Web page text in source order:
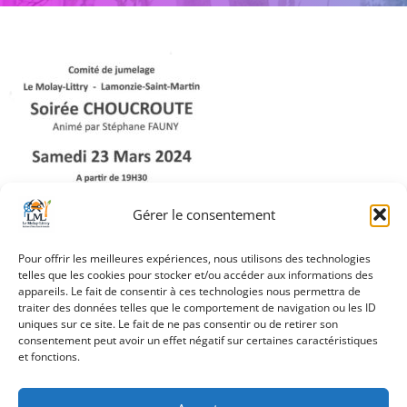
Gérer le consentement
Pour offrir les meilleures expériences, nous utilisons des technologies
telles que les cookies pour stocker et/ou accéder aux informations des
appareils. Le fait de consentir à ces technologies nous permettra de
traiter des données telles que le comportement de navigation ou les ID
uniques sur ce site. Le fait de ne pas consentir ou de retirer son
consentement peut avoir un effet négatif sur certaines caractéristiques
et fonctions.
Navigation
de
Soirée choucroute